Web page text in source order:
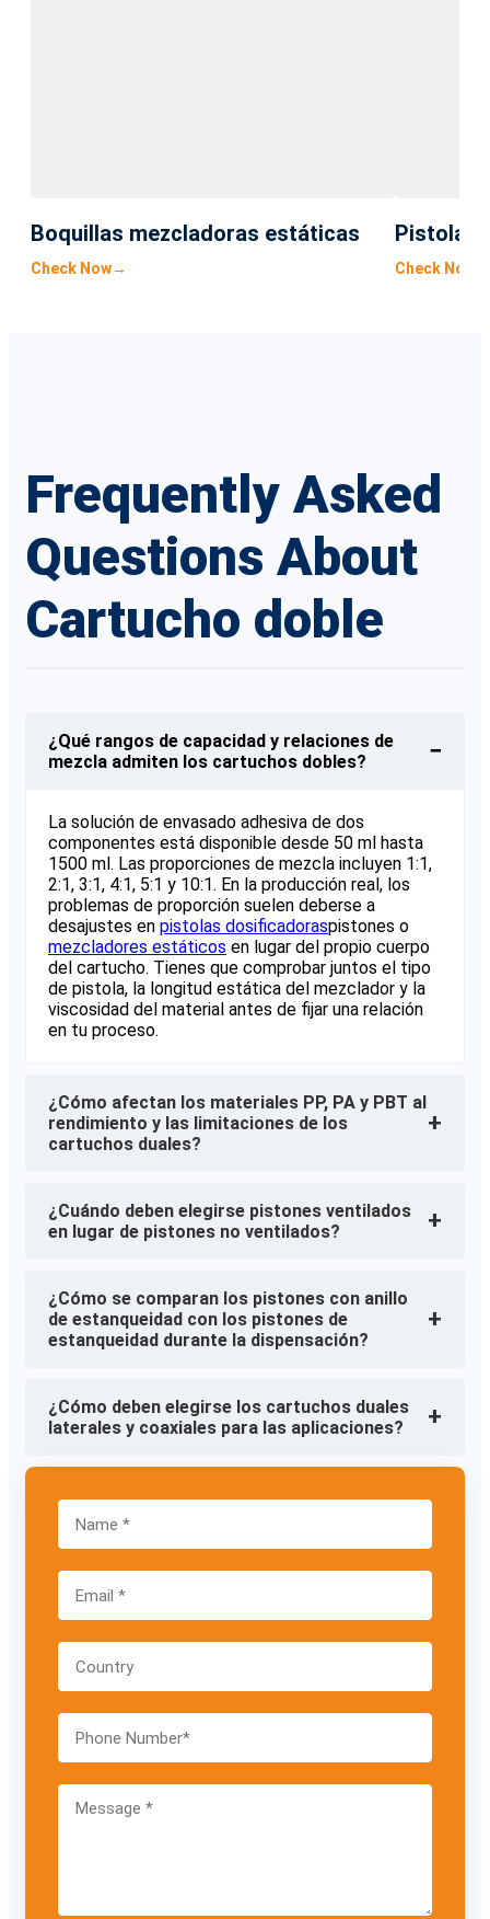
Boquillas mezcladoras estáticas
Check Now→
Pistola
Check Now
Frequently Asked
Questions About
Cartucho doble
¿Qué rangos de capacidad y relaciones de
mezcla admiten los cartuchos dobles?
−
La solución de envasado adhesiva de dos
componentes está disponible desde 50 ml hasta
1500 ml. Las proporciones de mezcla incluyen 1:1,
2:1, 3:1, 4:1, 5:1 y 10:1. En la producción real, los
problemas de proporción suelen deberse a
desajustes en pistolas dosificadoraspistones o
mezcladores estáticos en lugar del propio cuerpo
del cartucho. Tienes que comprobar juntos el tipo
de pistola, la longitud estática del mezclador y la
viscosidad del material antes de fijar una relación
en tu proceso.
¿Cómo afectan los materiales PP, PA y PBT al
rendimiento y las limitaciones de los
cartuchos duales?
+
¿Cuándo deben elegirse pistones ventilados
en lugar de pistones no ventilados?
+
¿Cómo se comparan los pistones con anillo
de estanqueidad con los pistones de
estanqueidad durante la dispensación?
+
¿Cómo deben elegirse los cartuchos duales
laterales y coaxiales para las aplicaciones?
+